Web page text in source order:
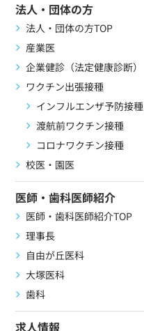
法人・団体の方
法人・団体の方TOP
産業医
企業健診（法定健康診断）
ワクチン出張接種
インフルエンザ予防接種
渡航前ワクチン接種
コロナワクチン接種
校医・園医
医師・歯科医師紹介
医師・歯科医師紹介TOP
理事長
自由が丘医科
大塚医科
歯科
求人情報